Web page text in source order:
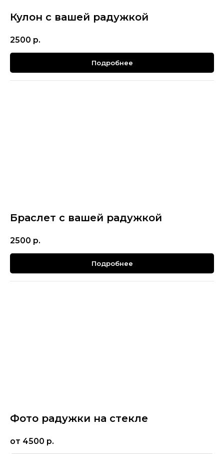
Кулон с вашей радужкой
2500 р.
Подробнее
Браслет с вашей радужкой
2500 р.
Подробнее
Фото радужки на стекле
от 4500 р.